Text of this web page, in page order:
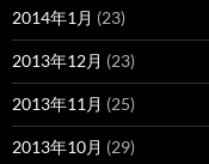
2014年1月 (23)
2013年12月 (23)
2013年11月 (25)
2013年10月 (29)